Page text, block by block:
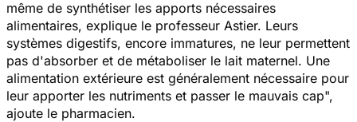
même de synthétiser les apports nécessaires
alimentaires, explique le professeur Astier. Leurs
systèmes digestifs, encore immatures, ne leur permettent
pas d'absorber et de métaboliser le lait maternel. Une
alimentation extérieure est généralement nécessaire pour
leur apporter les nutriments et passer le mauvais cap",
ajoute le pharmacien.